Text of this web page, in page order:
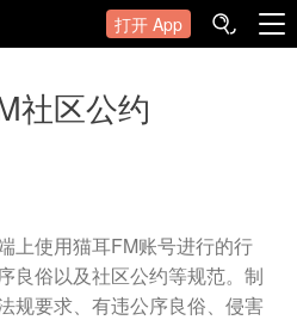
打开 App
社区公约
上使用猫耳FM账号进行的行
良俗以及社区公约等规范。制
规要求、有违公序良俗、侵害